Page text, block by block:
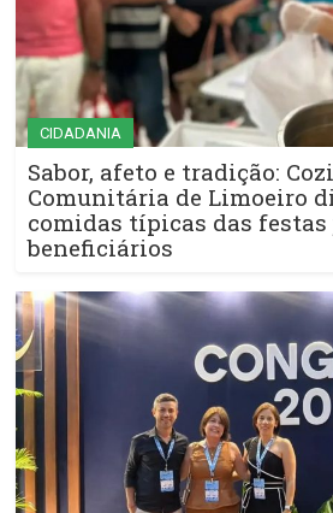
CIDADANIA
Sabor, afeto e tradição:
Comunitária de Limoeiro
comidas típicas das
beneficiários